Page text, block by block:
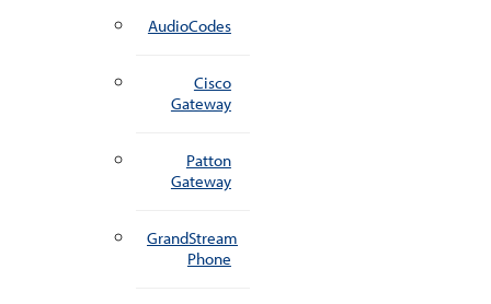
AudioCodes
Cisco
Gateway
Patton
Gateway
GrandStream
Phone